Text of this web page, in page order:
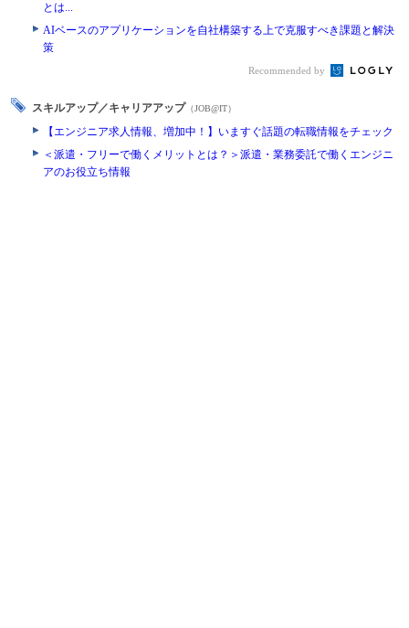
とは...
AIベースのアプリケーションを自社構築する上で克服すべき課題と解決
策
Recommended by
スキルアップ／キャリアアップ （JOB@IT）
【エンジニア求人情報、増加中！】いますぐ話題の転職情報をチェック
＜派遣・フリーで働くメリットとは？＞派遣・業務委託で働くエンジニ
アのお役立ち情報